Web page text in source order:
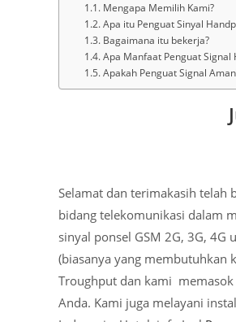
Mengapa Memilih Kami?
Apa itu Penguat Sinyal
Bagaimana itu bekerja?
Apa Manfaat Penguat Signal
Apakah Penguat Signal
Selamat dan terimakasih telah
bidang telekomunikasi dalam
sinyal ponsel GSM 2G, 3G,
(biasanya yang membutuhkan
Troughput dan kami memasok
Anda. Kami juga melayani